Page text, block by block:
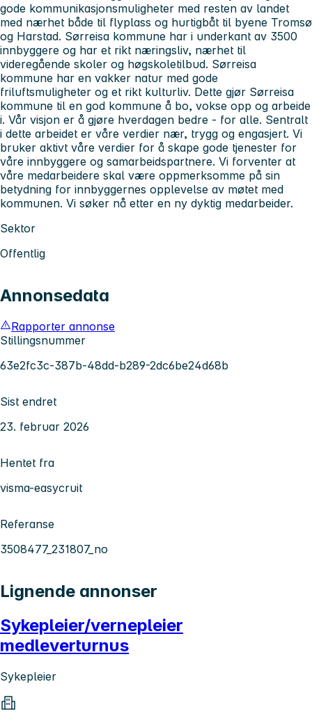
gode kommunikasjonsmuligheter med resten av landet
med nærhet både til flyplass og hurtigbåt til byene Tromsø
og Harstad. Sørreisa kommune har i underkant av 3500
innbyggere og har et rikt næringsliv, nærhet til
videregående skoler og høgskoletilbud. Sørreisa
kommune har en vakker natur med gode
friluftsmuligheter og et rikt kulturliv. Dette gjør Sørreisa
kommune til en god kommune å bo, vokse opp og arbeide
i. Vår visjon er å gjøre hverdagen bedre - for alle. Sentralt
i dette arbeidet er våre verdier nær, trygg og engasjert. Vi
bruker aktivt våre verdier for å skape gode tjenester for
våre innbyggere og samarbeidspartnere. Vi forventer at
våre medarbeidere skal være oppmerksomme på sin
betydning for innbyggernes opplevelse av møtet med
kommunen. Vi søker nå etter en ny dyktig medarbeider.
Sektor
Offentlig
Annonsedata
Rapporter annonse
Stillingsnummer
63e2fc3c-387b-48dd-b289-2dc6be24d68b
Sist endret
23. februar 2026
Hentet fra
visma-easycruit
Referanse
3508477_231807_no
Lignende annonser
Sykepleier/vernepleier
medleverturnus
Sykepleier